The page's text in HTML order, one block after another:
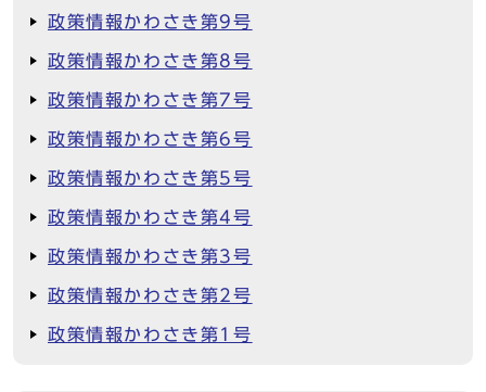
政策情報かわさき第9号
政策情報かわさき第8号
政策情報かわさき第7号
政策情報かわさき第6号
政策情報かわさき第5号
政策情報かわさき第4号
政策情報かわさき第3号
政策情報かわさき第2号
政策情報かわさき第1号